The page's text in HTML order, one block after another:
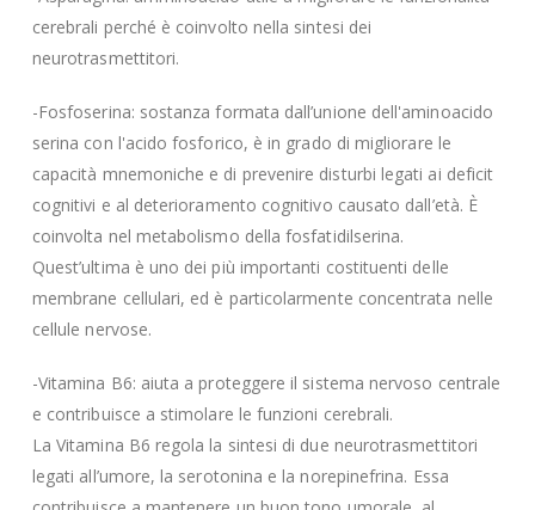
cerebrali perché è coinvolto nella sintesi dei
neurotrasmettitori.
-Fosfoserina: sostanza formata dall’unione dell'aminoacido
serina con l'acido fosforico, è in grado di migliorare le
capacità mnemoniche e di prevenire disturbi legati ai deficit
cognitivi e al deterioramento cognitivo causato dall’età. È
coinvolta nel metabolismo della fosfatidilserina.
Quest’ultima è uno dei più importanti costituenti delle
membrane cellulari, ed è particolarmente concentrata nelle
cellule nervose.
-Vitamina B6: aiuta a proteggere il sistema nervoso centrale
e contribuisce a stimolare le funzioni cerebrali.
La Vitamina B6 regola la sintesi di due neurotrasmettitori
legati all’umore, la serotonina e la norepinefrina. Essa